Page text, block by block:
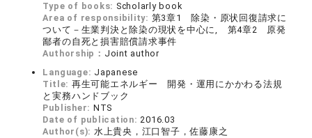
Type of books: Scholarly book
Area of responsibility: 第3章1 除染・原状回復請求に
ついて－生業判決と除染の現状を中心に, 第4章2 原発
鄙者の自死と損害賠償請求事件
Authorship： Joint author
Language: Japanese
Title: 再生可能エネルギー 開発・運用にかかわる法規
と実務ハンドブック
Publisher: NTS
Date of publication:2016.03
Author(s): 水上貴央，江口智子，佐藤康之